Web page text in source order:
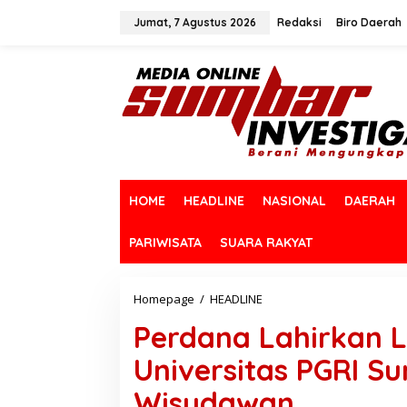
Jumat, 7 Agustus 2026 Redaksi Biro Daerah
HOME HEADLINE NASIONAL DAERAH
PARIWISATA SUARA RAKYAT
Homepage / HEADLINE
r
d
a
n
a
Perdana Lahirkan
Universitas PGRI